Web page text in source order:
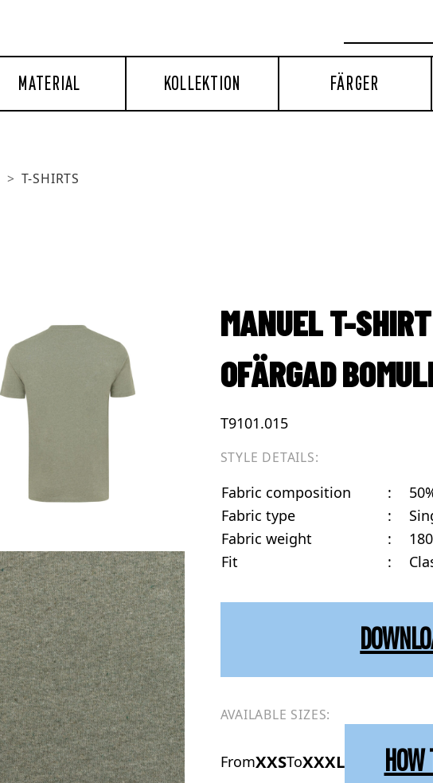
MATERIAL KOLLEKTION FÄRGER
T-SHIRTS
MANUEL T-
OFÄRGAD
T9101.015
STYLE DETAILS:
Fabric composition :
Fabric type
:
Fabric weight
:
Fit
:
AVAILABLE SIZES:
FromXXSToXXXL